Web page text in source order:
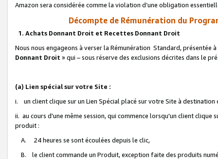
Amazon sera considérée comme la violation d’une obligation
Décompte de Rémunération du
1. Achats Donnant Droit et Recettes Donnant Droit
Nous nous engageons à verser la Rémunération Standard, présentée
Donnant Droit » qui – sous réserve des exclusions décrites dans le
(a) Lien spécial sur votre Site :
i. un client clique sur un Lien Spécial placé sur votre Site à destination
ii. au cours d'une même session, qui commence lorsqu'un client
produit :
A. 24 heures se sont écoulées depuis le clic,
B. le client commande un Produit, exception faite des produits